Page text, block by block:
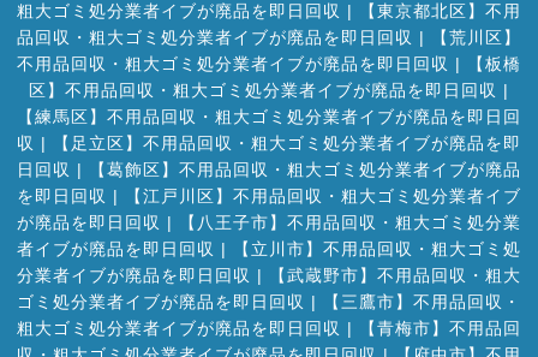
粗大ゴミ処分業者イブが廃品を即日回収 |
【東京都北区】不用
品回収・粗大ゴミ処分業者イブが廃品を即日回収 |
【荒川区】
不用品回収・粗大ゴミ処分業者イブが廃品を即日回収 |
【板橋
区】不用品回収・粗大ゴミ処分業者イブが廃品を即日回収 |
【練馬区】不用品回収・粗大ゴミ処分業者イブが廃品を即日回
収 |
【足立区】不用品回収・粗大ゴミ処分業者イブが廃品を即
日回収 |
【葛飾区】不用品回収・粗大ゴミ処分業者イブが廃品
を即日回収 |
【江戸川区】不用品回収・粗大ゴミ処分業者イブ
が廃品を即日回収 |
【八王子市】不用品回収・粗大ゴミ処分業
者イブが廃品を即日回収 |
【立川市】不用品回収・粗大ゴミ処
分業者イブが廃品を即日回収 |
【武蔵野市】不用品回収・粗大
ゴミ処分業者イブが廃品を即日回収 |
【三鷹市】不用品回収・
粗大ゴミ処分業者イブが廃品を即日回収 |
【青梅市】不用品回